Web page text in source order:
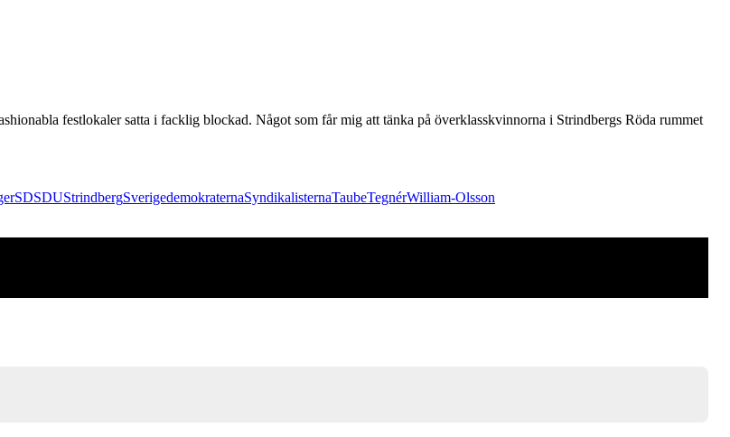
festlokaler satta i facklig blockad. Något som får mig att tänka på överklasskvinnorna i Strindbergs Röda rummet
SDSDUStrindbergSverigedemokraternaSyndikalisternaTaubeTegnérWilliam-Olsson